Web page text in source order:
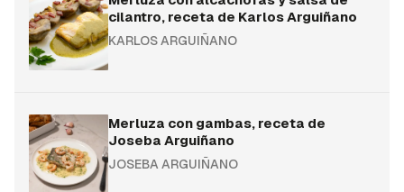
cilantro, receta de Karlos Arguiñano
KARLOS ARGUIÑANO
Merluza con gambas, receta de
Joseba Arguiñano
JOSEBA ARGUIÑANO